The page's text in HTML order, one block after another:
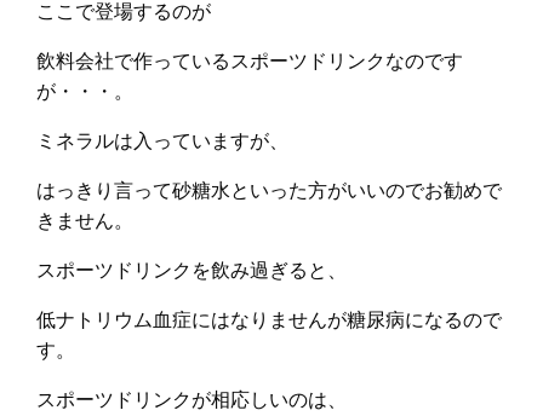
ここで登場するのが
飲料会社で作っているスポーツドリンクなのです
が・・・。
ミネラルは入っていますが、
はっきり言って砂糖水といった方がいいのでお勧めで
きません。
スポーツドリンクを飲み過ぎると、
低ナトリウム血症にはなりませんが糖尿病になるので
す。
スポーツドリンクが相応しいのは、